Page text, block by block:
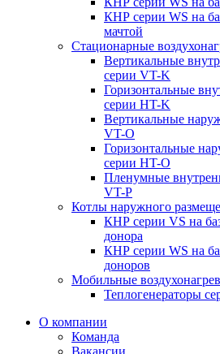
КНР серии WS на
мачтой
Стационарные
Вертикальные
серии VT-K
Горизонтальные
серии HT-K
Вертикальные
VT-O
Горизонтальные
серии HT-O
Пленумные
VT-P
Котлы наружного
КНР серии VS на
донора
КНР серии WS на
доноров
Мобильные
Теплогенераторы
О компании
Команда